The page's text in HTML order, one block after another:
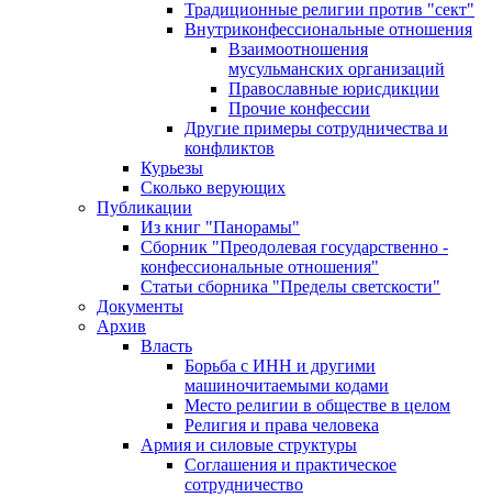
Традиционные религии против "сект"
Внутриконфессиональные отношения
Взаимоотношения
мусульманских организаций
Православные юрисдикции
Прочие конфессии
Другие примеры сотрудничества и
конфликтов
Курьезы
Сколько верующих
Публикации
Из книг "Панорамы"
Сборник "Преодолевая государственно -
конфессиональные отношения"
Статьи сборника "Пределы светскости"
Документы
Архив
Власть
Борьба с ИНН и другими
машиночитаемыми кодами
Место религии в обществе в целом
Религия и права человека
Армия и силовые структуры
Соглашения и практическое
сотрудничество